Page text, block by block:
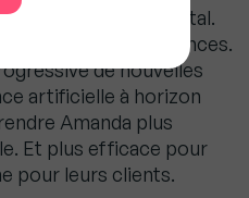
son écosystème digital.
dédié aux annonces.
de nouvelles
artificielle à horizon
Amanda plus
Et plus efficace pour
pour leurs clients.